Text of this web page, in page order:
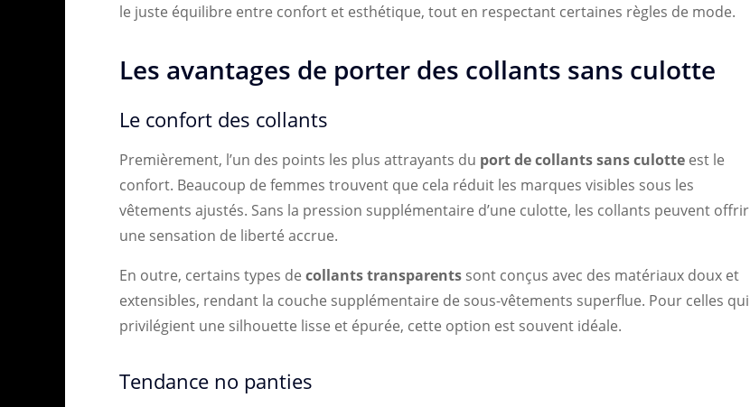
le juste équilibre entre confort et esthétique, tout en respectant certaines règles de mode.
Les avantages de porter des collants sans culotte
Le confort des collants
Premièrement, l’un des points les plus attrayants du port de collants sans culotte est le
confort. Beaucoup de femmes trouvent que cela réduit les marques visibles sous les
vêtements ajustés. Sans la pression supplémentaire d’une culotte, les collants peuvent offrir
une sensation de liberté accrue.
En outre, certains types de collants transparents sont conçus avec des matériaux doux et
extensibles, rendant la couche supplémentaire de sous-vêtements superflue. Pour celles qui
privilégient une silhouette lisse et épurée, cette option est souvent idéale.
Tendance no panties